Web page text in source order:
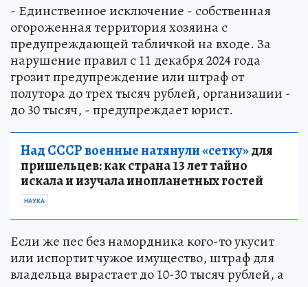
- Единственное исключение - собственная
огороженная территория хозяина с
предупреждающей табличкой на входе. За
нарушение правил с 11 декабря 2024 года
грозит предупреждение или штраф от
полутора до трех тысяч рублей, организации -
до 30 тысяч, - предупреждает юрист.
Над СССР военные натянули «сетку»для
пришельцев: как страна 13 лет тайно
искала и изучала инопланетных гостей
НАУКА
Если же пес без намордника кого-то укусит
или испортит чужое имущество, штраф для
владельца вырастает до 10-30 тысяч рублей, а